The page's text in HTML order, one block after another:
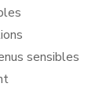
sensibles